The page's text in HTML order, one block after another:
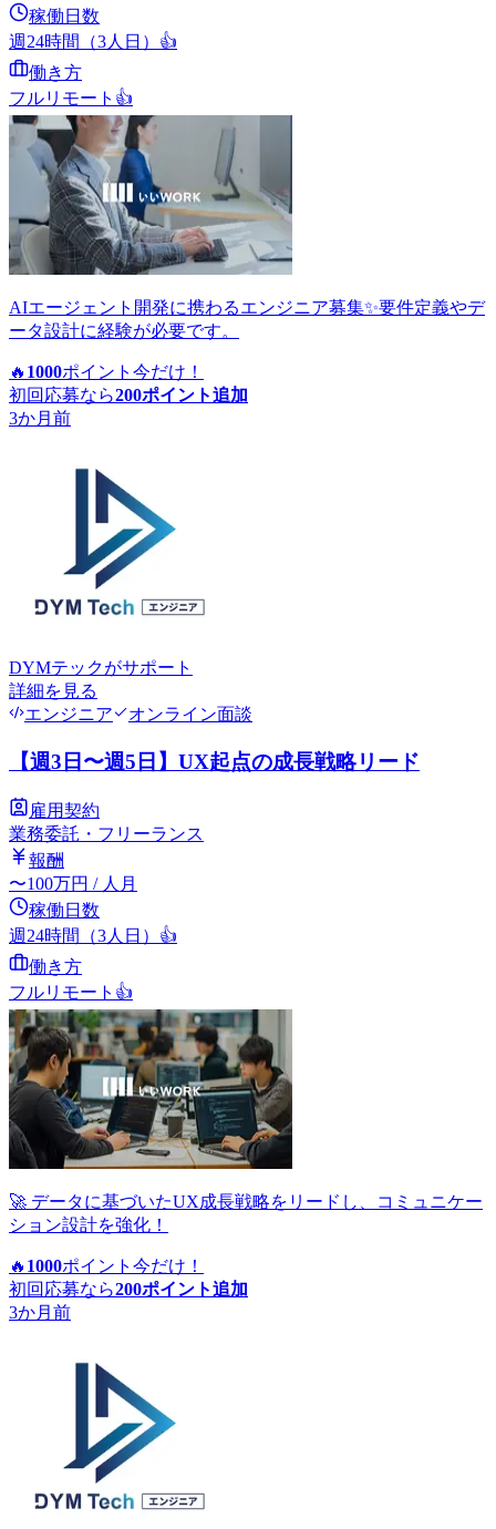
稼働日数
週24時間（3人日） 👍
働き方
フルリモート 👍
AIエージェント開発に携わるエンジニア募集✨要件定義やデ
ータ設計に経験が必要です。
🔥 1000ポイント 今だけ！
初回応募なら200ポイント追加
3か月前
DYMテックがサポート
詳細を見る
エンジニア
オンライン面談
【週3日〜週5日】UX起点の成長戦略リード
雇用契約
業務委託・フリーランス
報酬
〜100万円 / 人月
稼働日数
週24時間（3人日） 👍
働き方
フルリモート 👍
🚀 データに基づいたUX成長戦略をリードし、コミュニケー
ション設計を強化！
🔥 1000ポイント 今だけ！
初回応募なら200ポイント追加
3か月前